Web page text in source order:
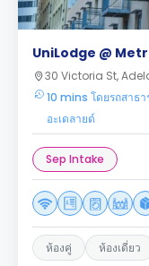
UniLodge @
30 Victoria St,
10 mins โดยรถสาธา
อะเดลายด์
Sep Intake
ห้องคู่ ห้องเดี่ยว